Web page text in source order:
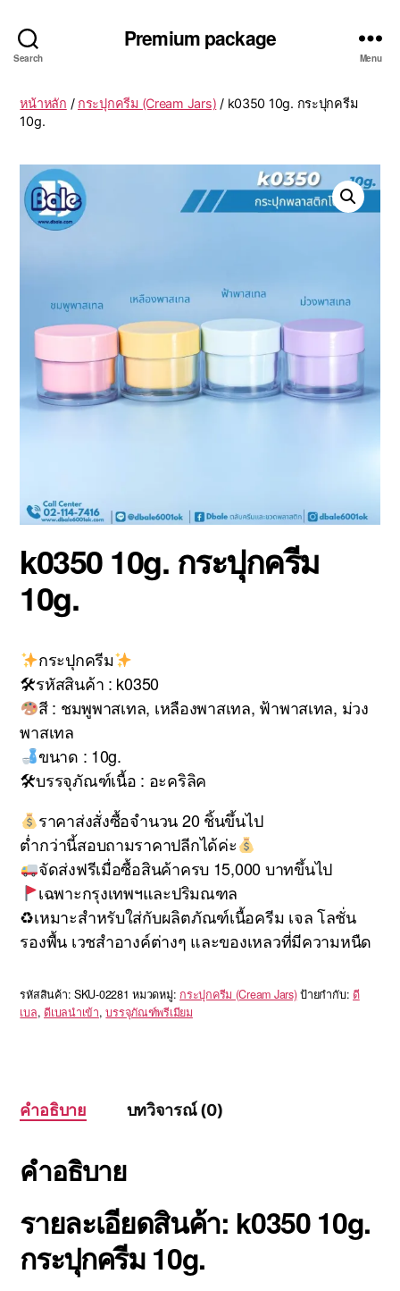
Search
Premium package
Menu
หน้าหลัก / กระปุกครีม (Cream Jars) / k0350 10g. กระปุกครีม
10g.
k0350 10g. กระปุกครีม
10g.
กระปุกครีม
🛠รหัสสินค้า : k0350
สี : ชมพูพาสเทล, เหลืองพาสเทล, ฟ้าพาสเทล, ม่วง
พาสเทล
ขนาด : 10g.
🛠บรรจุภัณฑ์เนื้อ : อะคริลิค
ราคาส่งสั่งซื้อจำนวน 20 ชิ้นขึ้นไป
ต่ำกว่านี้สอบถามราคาปลีกได้ค่ะ
จัดส่งฟรีเมื่อซื้อสินค้าครบ 15,000 บาทขึ้นไป
เฉพาะกรุงเทพฯและปริมณฑล
♻เหมาะสำหรับใส่กับผลิตภัณฑ์เนื้อครีม เจล โลชั่น
รองพื้น เวชสำอางค์ต่างๆ และของเหลวที่มีความหนืด
รหัสสินค้า: SKU-02281 หมวดหมู่: กระปุกครีม (Cream Jars) ป้ายกำกับ:ดี
เบล,ดีเบลนำเข้า,บรรจุภัณฑ์พรีเมียม
คำอธิบาย บทวิจารณ์ (0)
คำอธิบาย
รายละเอียดสินค้า: k0350 10g.
กระปุกครีม 10g.